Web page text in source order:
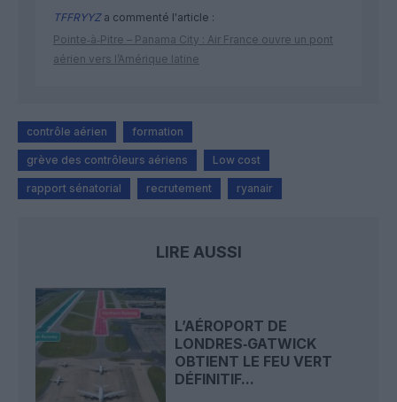
TFFRYYZa commenté l'article :
Pointe‑à‑Pitre – Panama City : Air France ouvre un pont
aérien vers l’Amérique latine
contrôle aérien formation
grève des contrôleurs aériens Low cost
rapport sénatorial recrutement ryanair
LIRE AUSSI
L’AÉROPORT DE
LONDRES‑GATWICK
OBTIENT LE FEU VERT
DÉFINITIF...